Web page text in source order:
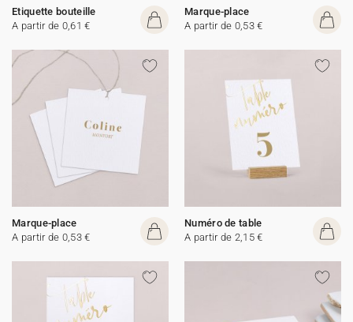
Etiquette bouteille
A partir de 0,61 €
Marque-place
A partir de 0,53 €
Marque-place
A partir de 0,53 €
Numéro de table
A partir de 2,15 €